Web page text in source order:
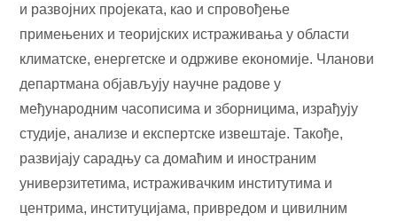
и развојних пројеката, као и спровођење
примењених и теоријских истраживања у области
климатске, енергетске и одрживе економије. Чланови
департмана објављују научне радове у
међународним часописима и зборницима, израђују
студије, анализе и експертске извештаје. Такође,
развијају сарадњу са домаћим и иностраним
универзитетима, истраживачким институтима и
центрима, институцијама, привредом и цивилним